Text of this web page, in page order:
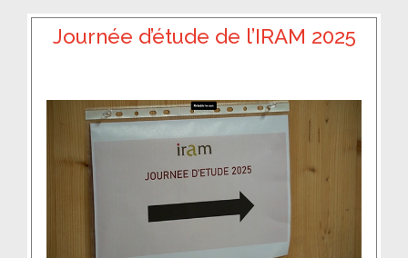
Journée d’étude de l’IRAM 2025